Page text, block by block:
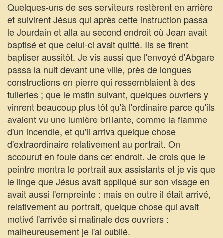
Quelques-uns de ses serviteurs restèrent en arrière
et suivirent Jésus qui après cette instruction passa
le Jourdain et alla au second endroit où Jean avait
baptisé et que celui-ci avait quitté. Ils se firent
baptiser aussitôt. Je vis aussi que l'envoyé d'Abgare
passa la nuit devant une ville, près de longues
constructions en pierre qui ressemblaient à des
tuileries ; que le matin suivant, quelques ouvriers y
vinrent beaucoup plus tôt qu'à l'ordinaire parce qu'ils
avaient vu une lumière brillante, comme la flamme
d'un incendie, et qu'il arriva quelque chose
d'extraordinaire relativement au portrait. On
accourut en foule dans cet endroit. Je crois que le
peintre montra le portrait aux assistants et je vis que
le linge que Jésus avait appliqué sur son visage en
avait aussi l'empreinte : mais en outre il était arrivé,
relativement au portrait, quelque chose qui avait
motivé l'arrivée si matinale des ouvriers :
malheureusement je l'ai oublié.